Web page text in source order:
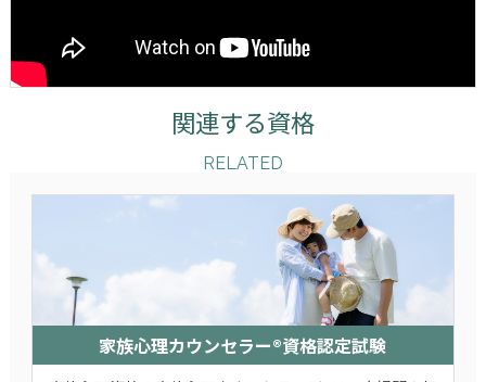
関連する資格
RELATED
家族心理カウンセラー®資格認定試験